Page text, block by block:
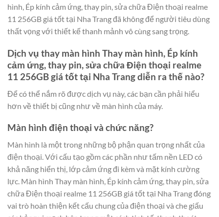
hình, Ép kính cảm ứng, thay pin, sửa chữa Điện thoại realme
11 256GB giá tốt tại Nha Trang đã không để người tiêu dùng
thất vọng với thiết kế thanh mảnh vô cùng sang trọng.
Dịch vụ thay màn hình Thay màn hình, Ép kính
cảm ứng, thay pin, sửa chữa Điện thoại realme
11 256GB giá tốt tại Nha Trang diễn ra thế nào?
Để có thể nắm rõ được dịch vụ này, các bạn cần phải hiểu
hơn về thiết bị cũng như về màn hình của máy.
Màn hình điện thoại và chức năng?
Màn hình là một trong những bộ phận quan trọng nhất của
điện thoại. Với cấu tạo gồm các phần như tấm nền LED có
khả năng hiển thị, lớp cảm ứng đi kèm và mặt kính cường
lực. Màn hình Thay màn hình, Ép kính cảm ứng, thay pin, sửa
chữa Điện thoại realme 11 256GB giá tốt tại Nha Trang đóng
vai trò hoàn thiện kết cấu chung của điện thoại và che giấu